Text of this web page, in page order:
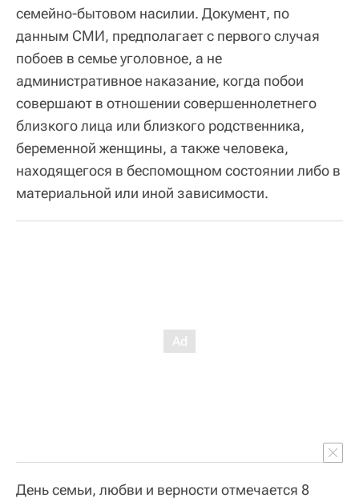
семейно-бытовом насилии. Документ, по
данным СМИ, предполагает с первого случая
побоев в семье уголовное, а не
административное наказание, когда побои
совершают в отношении совершеннолетнего
близкого лица или близкого родственника,
беременной женщины, а также человека,
находящегося в беспомощном состоянии либо в
материальной или иной зависимости.
День семьи, любви и верности отмечается 8